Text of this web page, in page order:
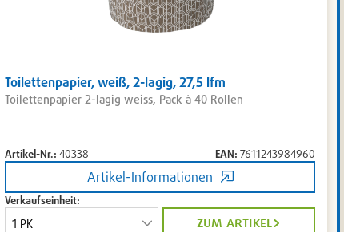
Toilettenpapier, weiß, 2-lagig, 27,5 lfm
Toilettenpapier 2-lagig weiss, Pack à 40 Rollen
Artikel-Nr.: 40338 EAN: 7611243984960
Artikel-Informationen
Verkaufseinheit:
zum artikel